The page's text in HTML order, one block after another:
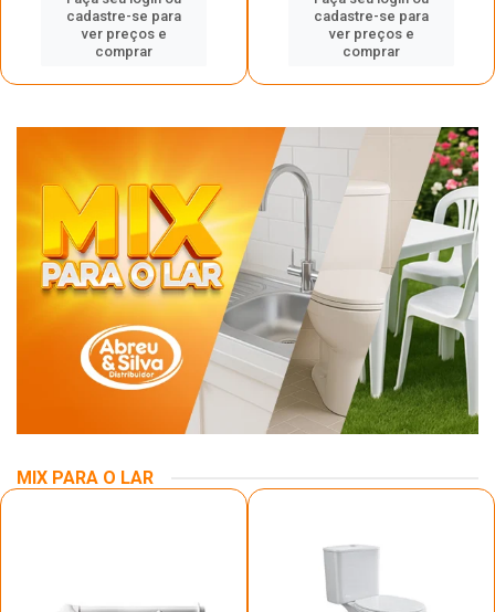
cadastre-se para
ver preços e
comprar
cadastre-se para
ver preços e
comprar
MIX PARA O LAR